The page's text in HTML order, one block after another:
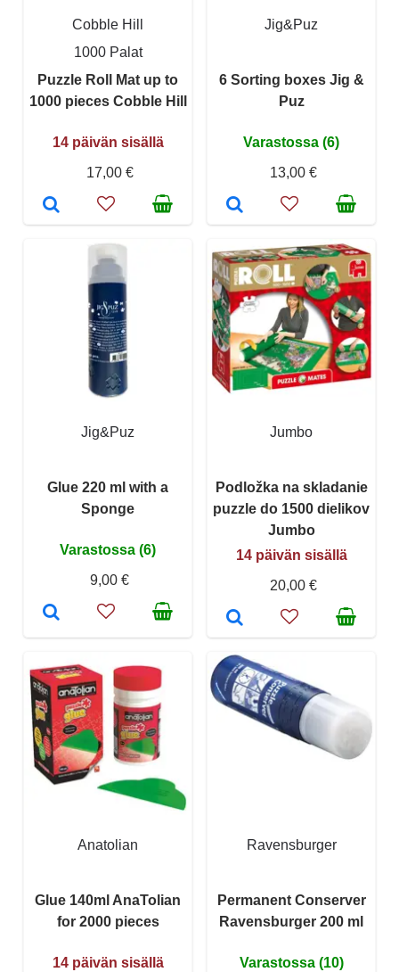
Cobble Hill
1000 Palat
Puzzle Roll Mat up to
1000 pieces Cobble Hill
14 päivän sisällä
17,00 €
Jig&Puz
6 Sorting boxes Jig &
Puz
Varastossa (6)
13,00 €
Jig&Puz
Glue 220 ml with a
Sponge
Varastossa (6)
9,00 €
Jumbo
Podložka na skladanie
puzzle do 1500 dielikov
Jumbo
14 päivän sisällä
20,00 €
Anatolian
Glue 140ml AnaTolian
for 2000 pieces
14 päivän sisällä
Ravensburger
Permanent Conserver
Ravensburger 200 ml
Varastossa (10)